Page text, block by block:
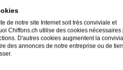
getestet
de notre site Internet soit très conviviale et
Chiffons.ch utilise des cookies nécessaires
D'autres cookies augmentent la
des annonces de notre entreprise ou de